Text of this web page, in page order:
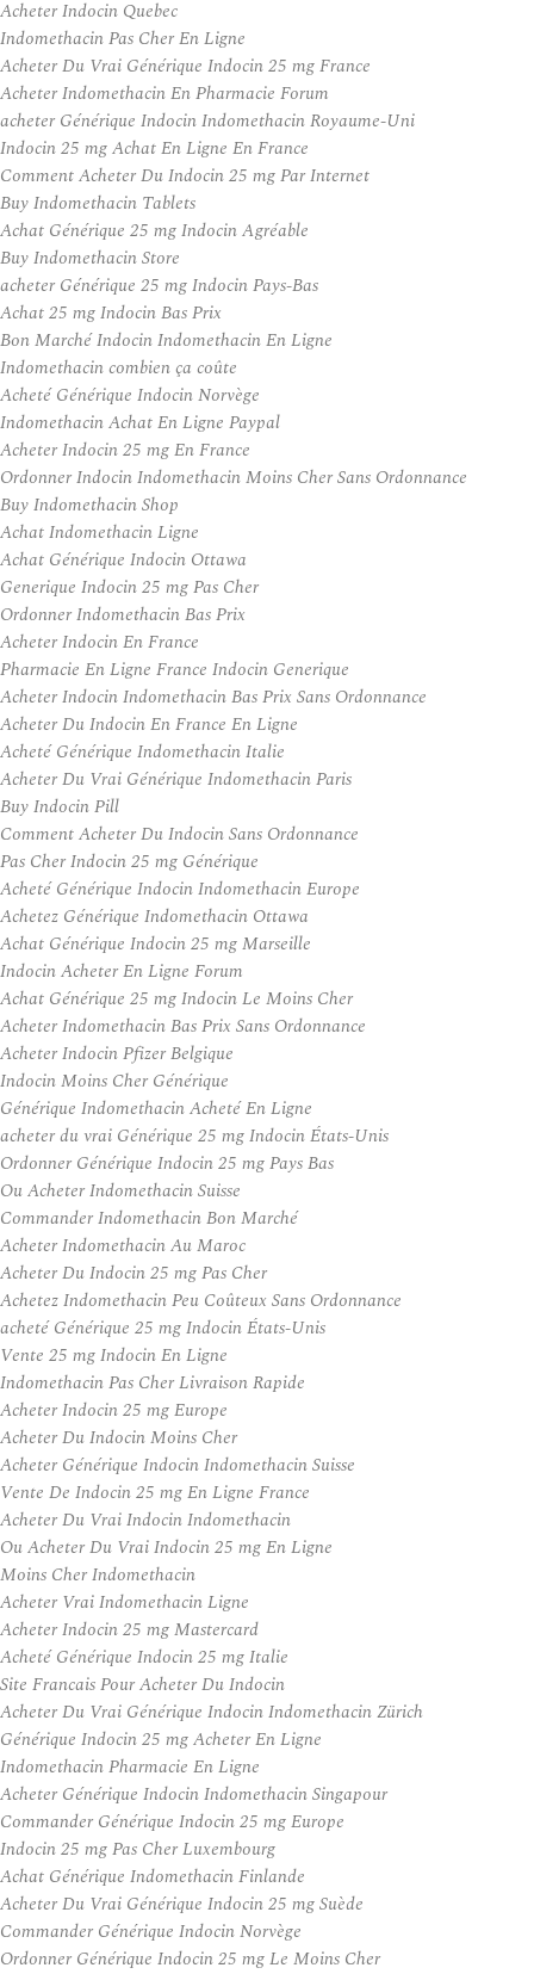
Acheter Indocin Quebec
Indomethacin Pas Cher En Ligne
Acheter Du Vrai Générique Indocin 25 mg France
Acheter Indomethacin En Pharmacie Forum
acheter Générique Indocin Indomethacin Royaume-Uni
Indocin 25 mg Achat En Ligne En France
Comment Acheter Du Indocin 25 mg Par Internet
Buy Indomethacin Tablets
Achat Générique 25 mg Indocin Agréable
Buy Indomethacin Store
acheter Générique 25 mg Indocin Pays-Bas
Achat 25 mg Indocin Bas Prix
Bon Marché Indocin Indomethacin En Ligne
Indomethacin combien ça coûte
Acheté Générique Indocin Norvège
Indomethacin Achat En Ligne Paypal
Acheter Indocin 25 mg En France
Ordonner Indocin Indomethacin Moins Cher Sans Ordonnance
Buy Indomethacin Shop
Achat Indomethacin Ligne
Achat Générique Indocin Ottawa
Generique Indocin 25 mg Pas Cher
Ordonner Indomethacin Bas Prix
Acheter Indocin En France
Pharmacie En Ligne France Indocin Generique
Acheter Indocin Indomethacin Bas Prix Sans Ordonnance
Acheter Du Indocin En France En Ligne
Acheté Générique Indomethacin Italie
Acheter Du Vrai Générique Indomethacin Paris
Buy Indocin Pill
Comment Acheter Du Indocin Sans Ordonnance
Pas Cher Indocin 25 mg Générique
Acheté Générique Indocin Indomethacin Europe
Achetez Générique Indomethacin Ottawa
Achat Générique Indocin 25 mg Marseille
Indocin Acheter En Ligne Forum
Achat Générique 25 mg Indocin Le Moins Cher
Acheter Indomethacin Bas Prix Sans Ordonnance
Acheter Indocin Pfizer Belgique
Indocin Moins Cher Générique
Générique Indomethacin Acheté En Ligne
acheter du vrai Générique 25 mg Indocin États-Unis
Ordonner Générique Indocin 25 mg Pays Bas
Ou Acheter Indomethacin Suisse
Commander Indomethacin Bon Marché
Acheter Indomethacin Au Maroc
Acheter Du Indocin 25 mg Pas Cher
Achetez Indomethacin Peu Coûteux Sans Ordonnance
acheté Générique 25 mg Indocin États-Unis
Vente 25 mg Indocin En Ligne
Indomethacin Pas Cher Livraison Rapide
Acheter Indocin 25 mg Europe
Acheter Du Indocin Moins Cher
Acheter Générique Indocin Indomethacin Suisse
Vente De Indocin 25 mg En Ligne France
Acheter Du Vrai Indocin Indomethacin
Ou Acheter Du Vrai Indocin 25 mg En Ligne
Moins Cher Indomethacin
Acheter Vrai Indomethacin Ligne
Acheter Indocin 25 mg Mastercard
Acheté Générique Indocin 25 mg Italie
Site Francais Pour Acheter Du Indocin
Acheter Du Vrai Générique Indocin Indomethacin Zürich
Générique Indocin 25 mg Acheter En Ligne
Indomethacin Pharmacie En Ligne
Acheter Générique Indocin Indomethacin Singapour
Commander Générique Indocin 25 mg Europe
Indocin 25 mg Pas Cher Luxembourg
Achat Générique Indomethacin Finlande
Acheter Du Vrai Générique Indocin 25 mg Suède
Commander Générique Indocin Norvège
Ordonner Générique Indocin 25 mg Le Moins Cher